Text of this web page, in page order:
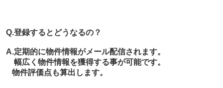
Q.登録するとどうなるの？
A.定期的に物件情報がメール配信されます。
幅広く物件情報を獲得する事が可能です。
物件評価点も算出します。